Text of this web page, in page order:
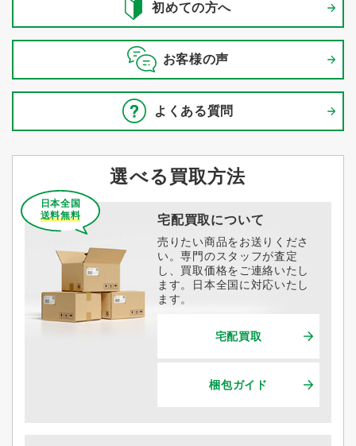
初めての方へ
お客様の声
よくある質問
選べる買取方法
宅配買取について
日本全国
送料無料
売りたい商品をお送りくださ
い。専門のスタッフが査定
し、買取価格をご連絡いたし
ます。日本全国に対応いたし
ます。
宅配買取
梱包ガイド